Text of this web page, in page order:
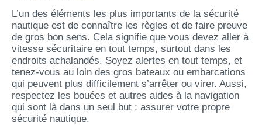
L’un des éléments les plus importants de la sécurité
nautique est de connaître les règles et de faire preuve
de gros bon sens. Cela signifie que vous devez aller à
vitesse sécuritaire en tout temps, surtout dans les
endroits achalandés. Soyez alertes en tout temps, et
tenez-vous au loin des gros bateaux ou embarcations
qui peuvent plus difficilement s’arrêter ou virer. Aussi,
respectez les bouées et autres aides à la navigation
qui sont là dans un seul but : assurer votre propre
sécurité nautique.